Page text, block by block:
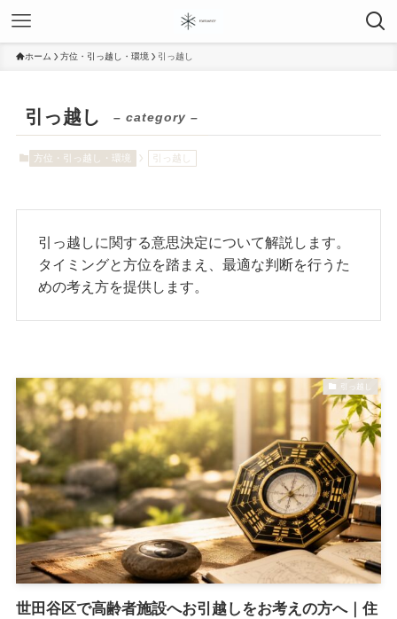
ホーム 方位・引っ越し・環境 引っ越し
引っ越し – category –
方位・引っ越し・環境 引っ越し
引っ越しに関する意思決定について解説します。
タイミングと方位を踏まえ、最適な判断を行うた
めの考え方を提供します。
引っ越し
世田谷区で高齢者施設へお引越しをお考えの方へ｜住